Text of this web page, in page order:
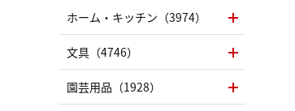
ホーム・キッチン（3974）
文具（4746）
園芸用品（1928）